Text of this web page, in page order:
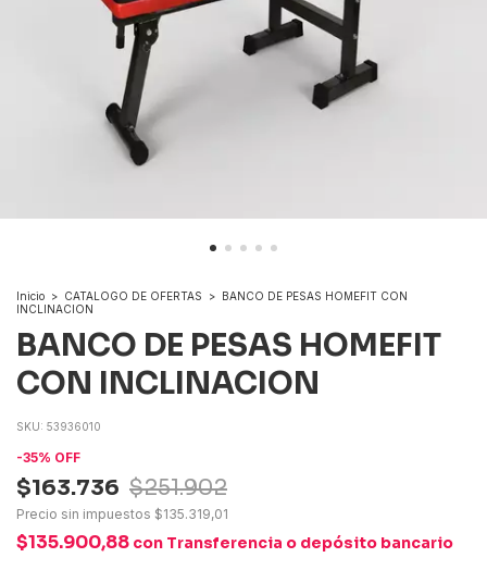
Inicio > CATALOGO DE OFERTAS > BANCO DE PESAS HOMEFIT CON
INCLINACION
BANCO DE PESAS HOMEFIT
CON INCLINACION
SKU: 53936010
-35% OFF
$163.736 $251.902
Precio sin impuestos $135.319,01
$135.900,88 con Transferencia o depósito bancario